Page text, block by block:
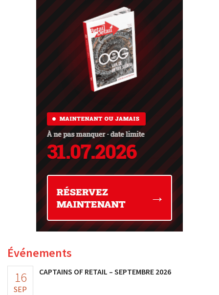
Événements
16
SEP
CAPTAINS OF RETAIL – SEPTEMBRE 2026